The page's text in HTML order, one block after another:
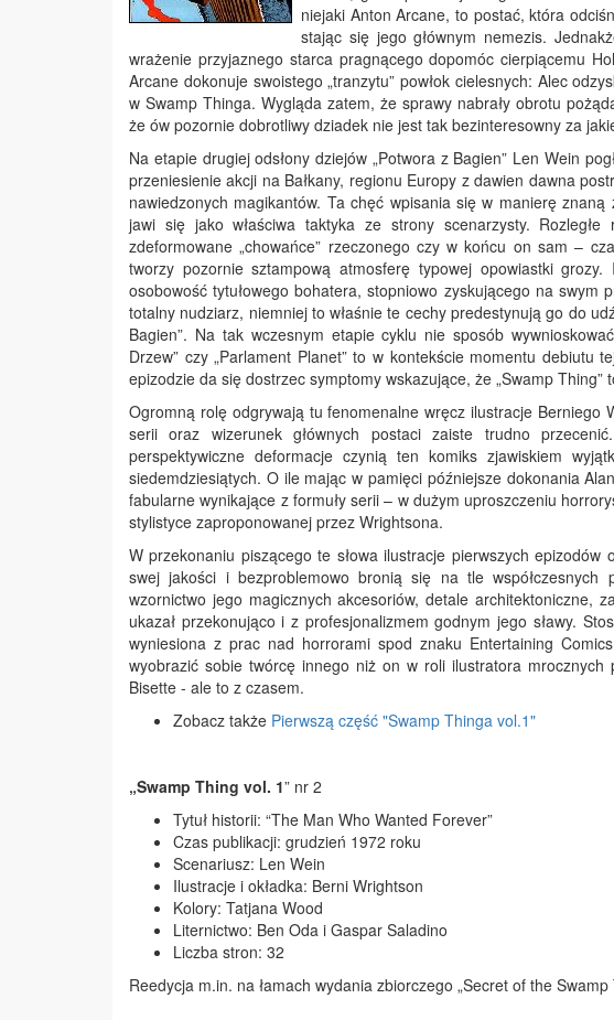
niejaki Anton Arcane, to postać, która
stając się jego głównym nemezis.
wrażenie przyjaznego starca pragnącego dopomóc cierpiącemu
Arcane dokonuje swoistego „tranzytu” powłok cielesnych: Alec
w Swamp Thinga. Wygląda zatem, że sprawy nabrały obrotu
że ów pozornie dobrotliwy dziadek nie jest tak bezinteresowny za
Na etapie drugiej odsłony dziejów „Potwora z Bagien” Len Wein
przeniesienie akcji na Bałkany, regionu Europy z dawien dawna
nawiedzonych magikantów. Ta chęć wpisania się w manierę
jawi się jako właściwa taktyka ze strony scenarzysty. Rozległe
zdeformowane „chowańce” rzeczonego czy w końcu on sam –
tworzy pozornie sztampową atmosferę typowej opowiastki
osobowość tytułowego bohatera, stopniowo zyskującego na
totalny nudziarz, niemniej to właśnie te cechy predestynują go do
Bagien”. Na tak wczesnym etapie cyklu nie sposób
Drzew” czy „Parlament Planet” to w kontekście momentu debiutu
epizodzie da się dostrzec symptomy wskazujące, że „Swamp Thing”
Ogromną rolę odgrywają tu fenomenalne wręcz ilustracje Berniego
serii oraz wizerunek głównych postaci zaiste trudno
perspektywiczne deformacje czynią ten komiks zjawiskiem
siedemdziesiątych. O ile mając w pamięci późniejsze dokonania
fabularne wynikające z formuły serii – w dużym uproszczeniu
stylistyce zaproponowanej przez Wrightsona.
W przekonaniu piszącego te słowa ilustracje pierwszych
swej jakości i bezproblemowo bronią się na tle współczesnych
wzornictwo jego magicznych akcesoriów, detale architektoniczne,
ukazał przekonująco i z profesjonalizmem godnym jego sławy.
wyniesiona z prac nad horrorami spod znaku Entertaining
wyobrazić sobie twórcę innego niż on w roli ilustratora
Bisette - ale to z czasem.
Zobacz także Pierwszą część "Swamp Thinga vol.1"
„Swamp Thing vol. 1” nr 2
Tytuł historii: “The Man Who Wanted Forever”
Czas publikacji: grudzień 1972 roku
Scenariusz: Len Wein
Ilustracje i okładka: Berni Wrightson
Kolory: Tatjana Wood
Liternictwo: Ben Oda i Gaspar Saladino
Liczba stron: 32
Reedycja m.in. na łamach wydania zbiorczego „Secret of the